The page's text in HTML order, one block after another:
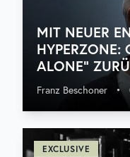
MIT NEUER
HYPERZONE:
ALONE“
Franz Beschoner •
EXCLUSIVE